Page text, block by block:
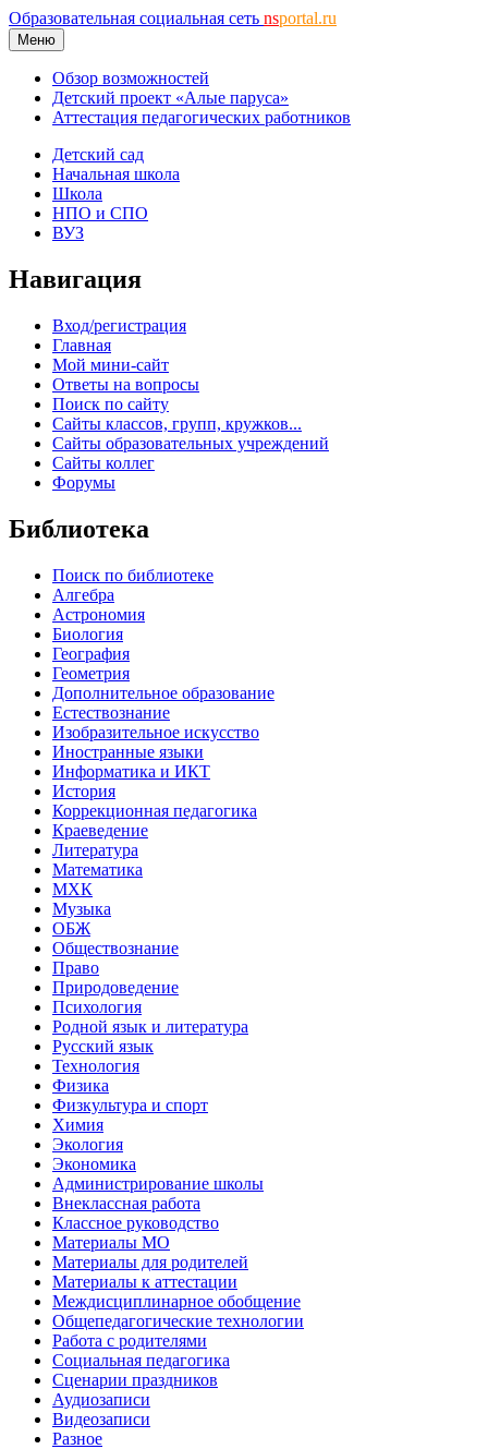
Образовательная социальная сеть nsportal.ru
Меню
Обзор возможностей
Детский проект «Алые паруса»
Аттестация педагогических работников
Детский сад
Начальная школа
Школа
НПО и СПО
ВУЗ
Навигация
Вход/регистрация
Главная
Мой мини-сайт
Ответы на вопросы
Поиск по сайту
Сайты классов, групп, кружков...
Сайты образовательных учреждений
Сайты коллег
Форумы
Библиотека
Поиск по библиотеке
Алгебра
Астрономия
Биология
География
Геометрия
Дополнительное образование
Естествознание
Изобразительное искусство
Иностранные языки
Информатика и ИКТ
История
Коррекционная педагогика
Краеведение
Литература
Математика
МХК
Музыка
ОБЖ
Обществознание
Право
Природоведение
Психология
Родной язык и литература
Русский язык
Технология
Физика
Физкультура и спорт
Химия
Экология
Экономика
Администрирование школы
Внеклассная работа
Классное руководство
Материалы МО
Материалы для родителей
Материалы к аттестации
Междисциплинарное обобщение
Общепедагогические технологии
Работа с родителями
Социальная педагогика
Сценарии праздников
Аудиозаписи
Видеозаписи
Разное